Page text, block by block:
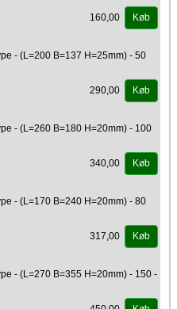
160,00 Køb
- (L=200 B=137 H=25mm) - 50
290,00 Køb
- (L=260 B=180 H=20mm) - 100
340,00 Køb
- (L=170 B=240 H=20mm) - 80
317,00 Køb
- (L=270 B=355 H=20mm) - 150 -